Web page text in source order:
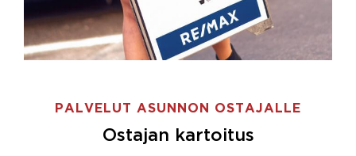
PALVELUT ASUNNON OSTAJALLE
Ostajan kartoitus